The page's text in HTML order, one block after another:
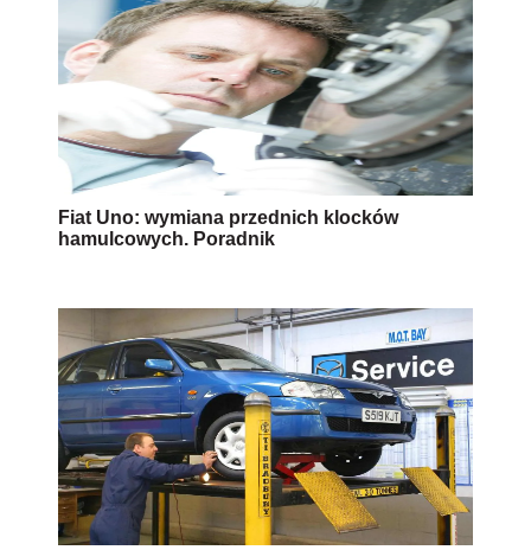
Fiat Uno: wymiana przednich klocków
hamulcowych. Poradnik